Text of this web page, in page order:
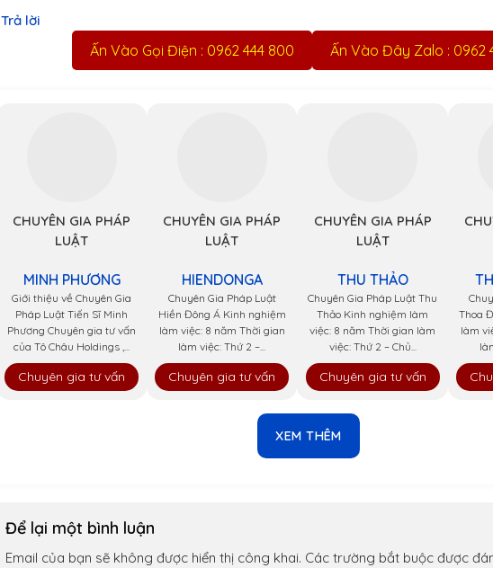
Trả lời
Ấn Vào Gọi Điện : 0962 444 800 Ấn Vào Đây Zalo : 0962
CHUYÊN GIA PHÁP
LUẬT
MINH PHƯƠNG
Giới thiệu về Chuyên Gia
Pháp Luật Tiến Sĩ Minh
Phương Chuyên gia tư vấn
của Tô Châu Holdings ,...
Chuyên gia tư vấn
CHUYÊN GIA PHÁP
LUẬT
HIENDONGA
Chuyên Gia Pháp Luật
Hiền Đông Á Kinh nghiệm
làm việc: 8 năm Thời gian
làm việc: Thứ 2 –...
Chuyên gia tư vấn
CHUYÊN GIA PHÁP
LUẬT
THU THẢO
Chuyên Gia Pháp Luật Thu
Thảo Kinh nghiệm làm
việc: 8 năm Thời gian làm
việc: Thứ 2 – Chủ...
Chuyên gia tư vấn
Thoa
làm
XEM THÊM
Để lại một bình luận
Email của bạn sẽ không được hiển thị công khai. Các trường bắt buộc được